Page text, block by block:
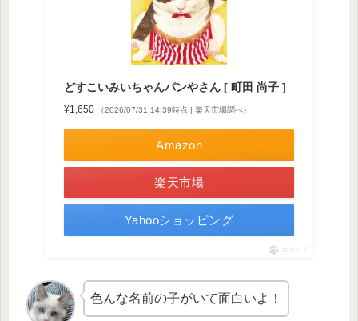
どすこいみいちゃんパンやさん [ 町田 尚子 ]
¥1,650 （2026/07/31 14:39時点 | 楽天市場調べ）
Amazon
楽天市場
Yahooショッピング
ポチップ
色んな名前の子がいて面白いよ！